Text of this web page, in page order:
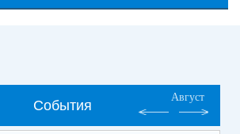
События
Август